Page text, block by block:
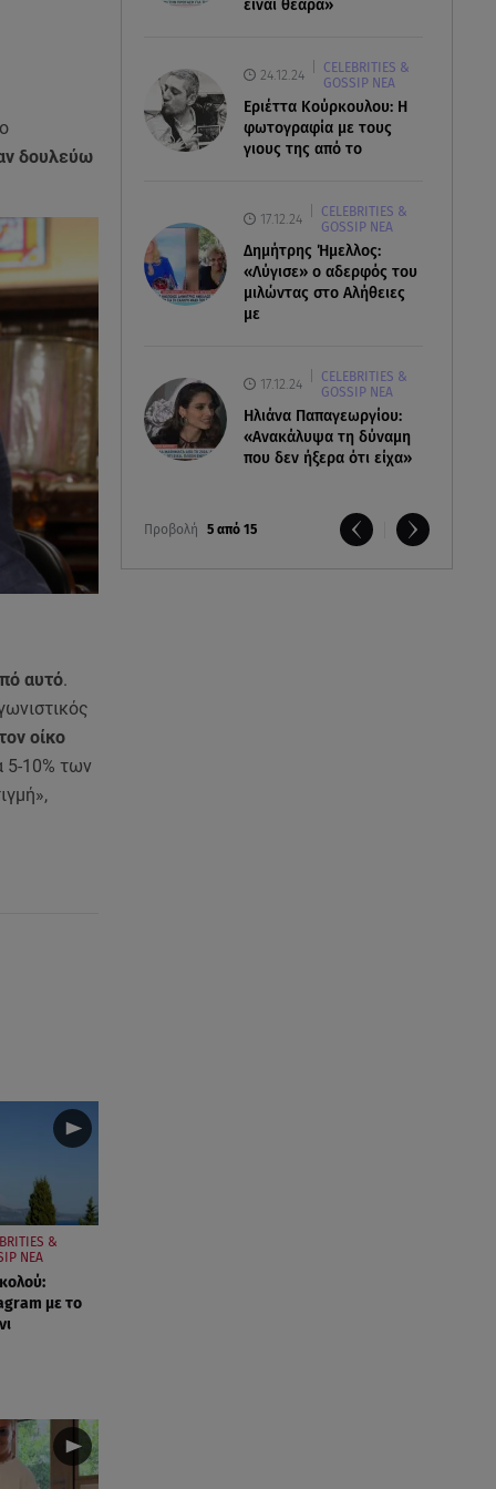
είναι θεάρα»
24.12.24
CELEBRITIES &
GOSSIP ΝΕΑ
Εριέττα Κούρκουλου: Η
φωτογραφία με τους
γιους της από το
17.12.24
CELEBRITIES &
GOSSIP ΝΕΑ
Δημήτρης Ήμελλος:
«Λύγισε» ο αδερφός του
μιλώντας στο Αλήθειες
με
17.12.24
CELEBRITIES &
GOSSIP ΝΕΑ
Ηλιάνα Παπαγεωργίου:
«Ανακάλυψα τη δύναμη
που δεν ήξερα ότι είχα»
Προβολή 5 από 15
δουλεύω
αυτό.
οίκο
5-10% των
&
ΝΕΑ
με το